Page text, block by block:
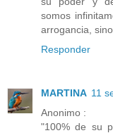
somos
arrogancia,
Responder
MARTINA 11
Anonimo :
"100% de su